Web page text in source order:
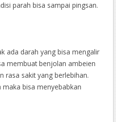
parah bisa sampai pingsan.
ada darah yang bisa mengalir
membuat benjolan ambeien
rasa sakit yang berlebihan.
maka bisa menyebabkan